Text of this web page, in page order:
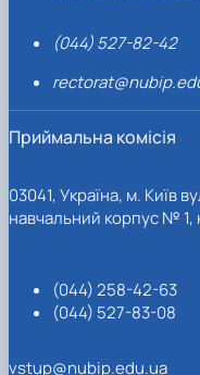
(044) 527-82-42
Приймальна комісія
03041, Україна, м. Київ
навчальний корпус № 1,
(044) 258-42-63
(044) 527-83-08
vstup@nubip.edu.ua